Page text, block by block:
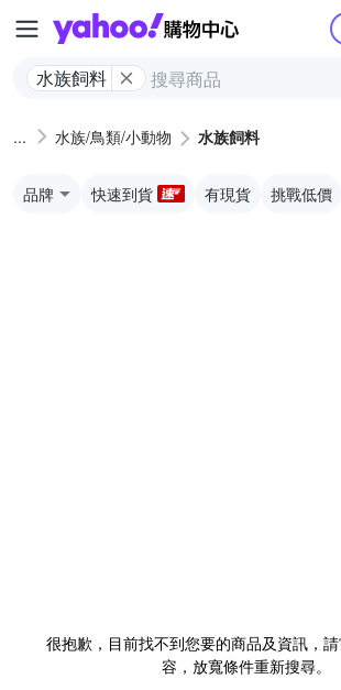
Yahoo購物
水族飼料
水族/鳥類/小動物 水族飼料
品牌 快速到貨 有現貨 挑戰低價
很抱歉，目前找不到您要的商品及資訊，
容，放寬條件重新搜尋。